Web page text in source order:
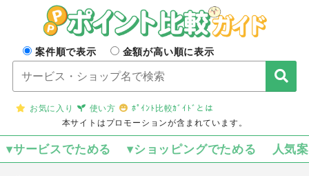
案件順で表示 金額が高い順に表示
お気に入り 使い方
ﾎﾟｲﾝﾄ比較ｶﾞｲﾄﾞとは
本サイトはプロモーションが含まれています。
▾サービスでためる ▾ショッピングでためる 人気